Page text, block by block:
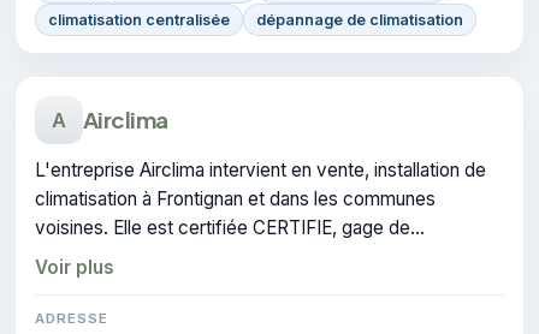
climatisation centralisée
dépannage de climatisation
A Airclima
L'entreprise Airclima intervient en vente, installation de
climatisation à Frontignan et dans les communes
voisines. Elle est certifiée CERTIFIE, gage de
conformité sur les interventions réalisées.
Voir plus
ADRESSE